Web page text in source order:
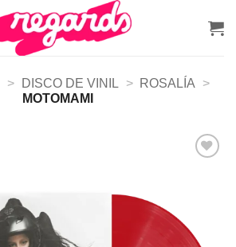
> DISCO DE VINIL > ROSALÍA
>
MOTOMAMI